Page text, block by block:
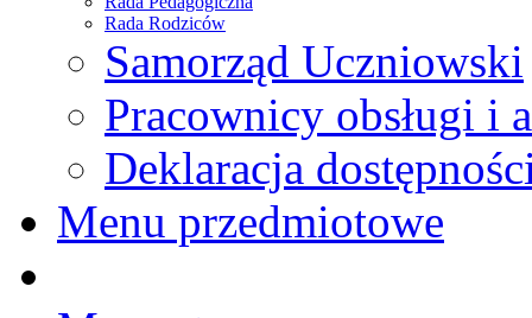
Rada Rodziców
Samorząd Uczniowski
Pracownicy obsługi i
Deklaracja
Menu przedmiotowe